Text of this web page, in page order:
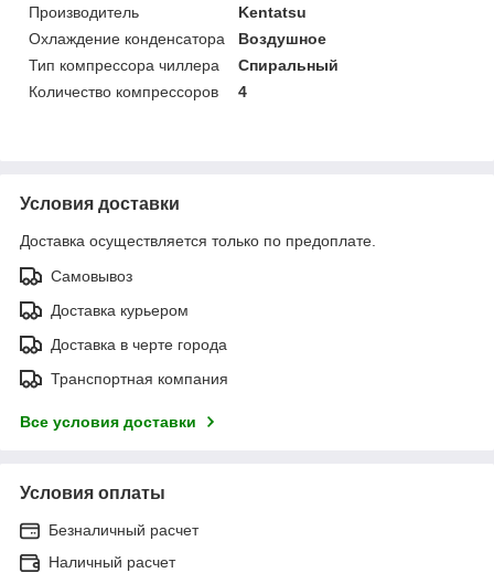
Производитель
Kentatsu
Охлаждение конденсатора
Воздушное
Тип компрессора чиллера
Спиральный
Количество компрессоров
4
Условия доставки
Доставка осуществляется только по предоплате.
Самовывоз
Доставка курьером
Доставка в черте города
Транспортная компания
Все условия доставки
Условия оплаты
Безналичный расчет
Наличный расчет